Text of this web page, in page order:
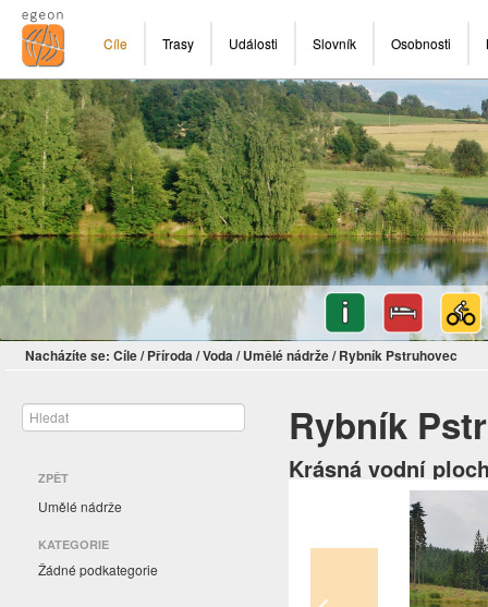
Cíle Trasy Události Slovník Osobnosti
Nacházíte se: Cíle/ Příroda/Voda/ Umělé nádrže/ Rybník Pstruhovec
ZPĚT
Umělé nádrže
KATEGORIE
Žádné podkategorie
Rybník
Krásná vodní